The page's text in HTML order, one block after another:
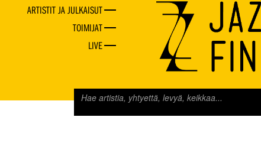
ARTISTIT JA JULKAISUT
TOIMIJAT
LIVE